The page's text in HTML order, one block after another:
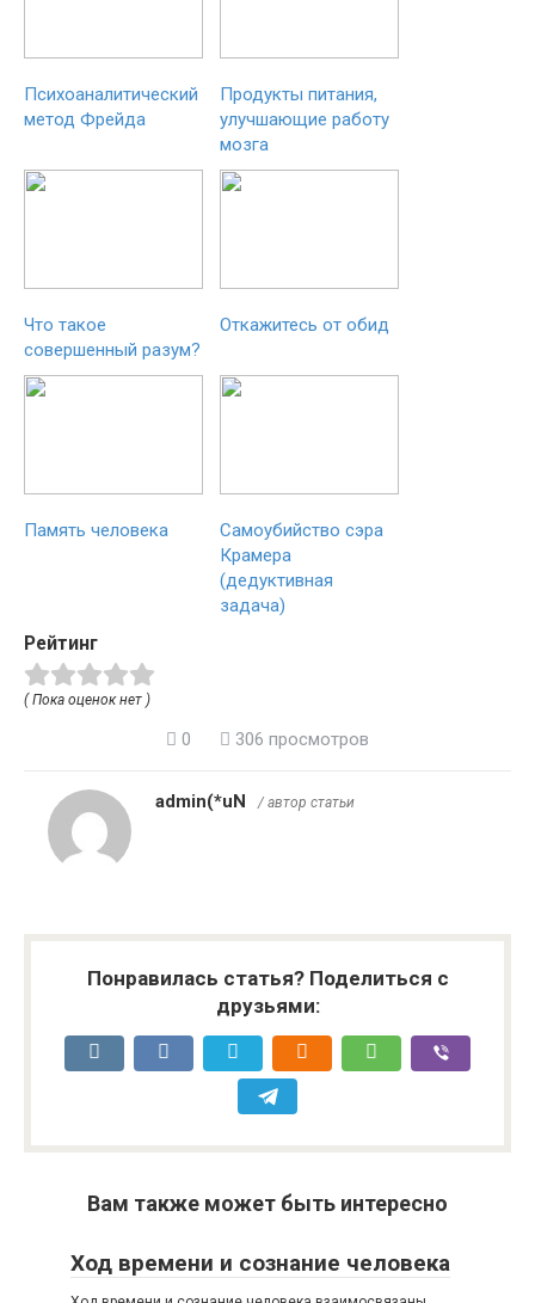
Психоаналитический
метод Фрейда
Продукты питания,
улучшающие работу
мозга
Что такое
совершенный разум?
Откажитесь от обид
Память человека
Самоубийство сэра
Крамера
(дедуктивная
задача)
Рейтинг
( Пока оценок нет )
0 306 просмотров
admin(*uN / автор статьи
Понравилась статья? Поделиться с
друзьями:
Вам также может быть интересно
Ход времени и сознание человека